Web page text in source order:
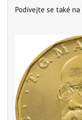
Podívejte se také na